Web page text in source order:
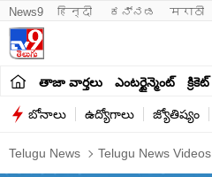
News9 हिन्दी ಕನ್ನಡ मराठी
తాజా వార్తలు ఎంటర్టైన్మెంట్ క్రికెట్
బోనాలు ఉద్యోగాలు జ్యోతిష్యం
Telugu News Telugu News Videos